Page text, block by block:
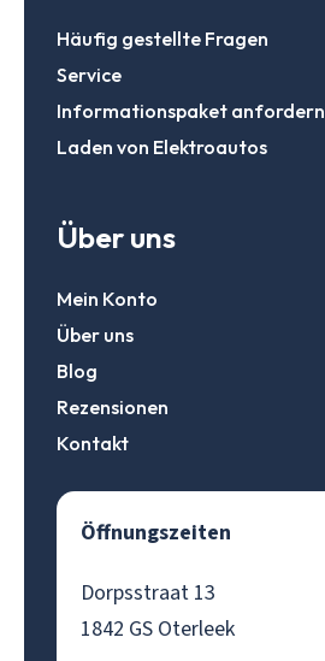
Häufig gestellte Fragen
Service
Informationspaket anfordern
Laden von Elektroautos
Über uns
Mein Konto
Über uns
Blog
Rezensionen
Kontakt
Öffnungszeiten
Dorpsstraat 13
1842 GS Oterleek